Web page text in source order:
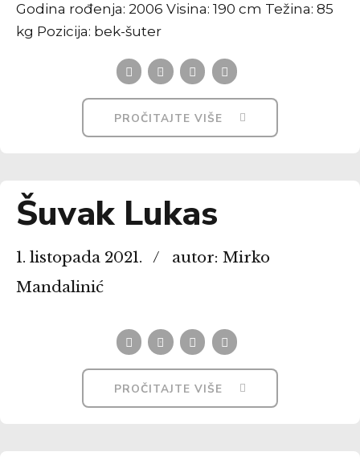
Godina rođenja: 2006 Visina: 190 cm Težina: 85
kg Pozicija: bek-šuter
PROČITAJTE VIŠE
Šuvak Lukas
1. listopada 2021.
autor: Mirko
Mandalinić
PROČITAJTE VIŠE